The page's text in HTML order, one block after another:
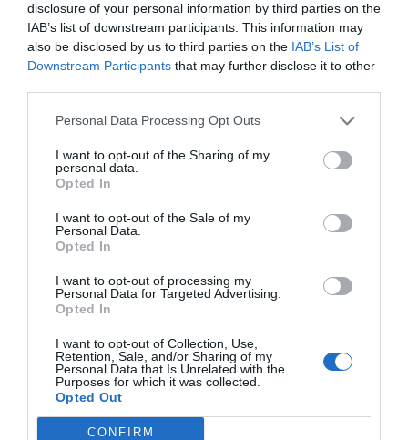
disclosure of your personal information by third parties on the
IAB’s list of downstream participants. This information may
also be disclosed by us to third parties on the IAB’s List of
Downstream Participants that may further disclose it to other
Personal Data Processing Opt Outs
I want to opt-out of the Sharing of my
personal data.
Opted In
I want to opt-out of the Sale of my
Personal Data.
Opted In
I want to opt-out of processing my
Personal Data for Targeted Advertising.
Opted In
I want to opt-out of Collection, Use,
Retention, Sale, and/or Sharing of my
Personal Data that Is Unrelated with the
Purposes for which it was collected.
Opted Out
CONFIRM
ex presidente de la Generalitat, cobraba menos de
lo que era habitual por realizar labores de
«intermediación», consistentes en presentarles o
indicarles un primer contacto con empresas y
entidades para hacer futuros negocios, indica El
Mundo.José Ángel
¿Te ha interesado este artículo?
Suscríbete a nuestro newsletter y recibe cada dia
en tu correo lo más destacado de Hispanidad
Tu correo electrónico...